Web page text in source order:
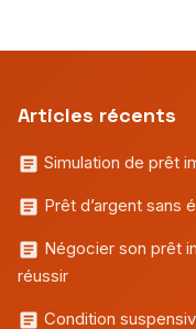
Articles récents
Simulation de prêt
Prêt d’argent sans
Négocier son prêt
réussir
Condition